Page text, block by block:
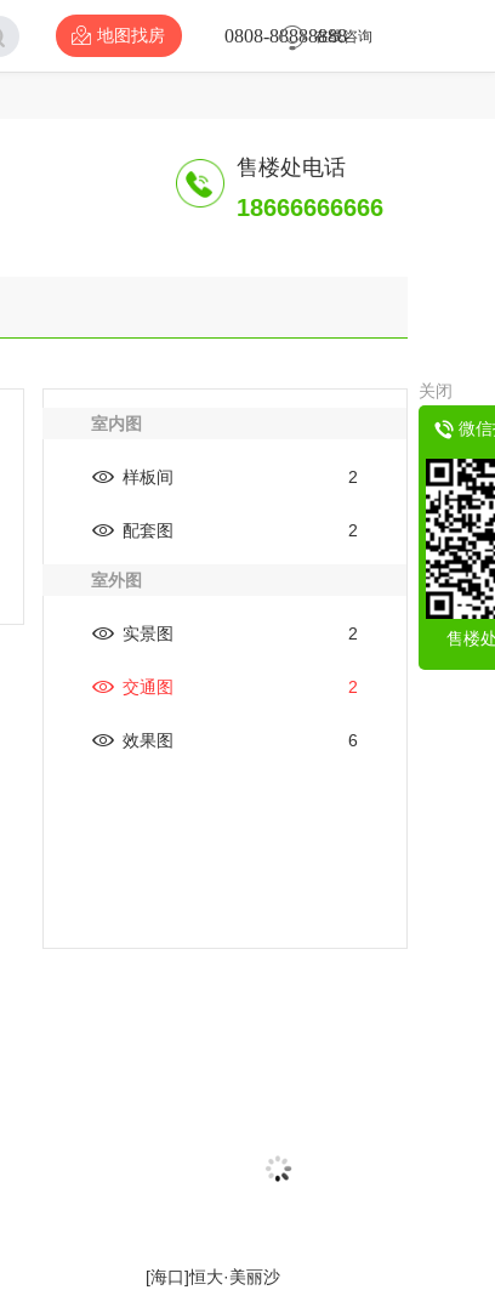
地图找房 0808-88888888
在线咨询
售楼处电话
18666666666
微
关闭
售楼
室内图
样板间 2
配套图 2
室外图
实景图 2
交通图 2
效果图 6
[海口]恒大·美丽沙